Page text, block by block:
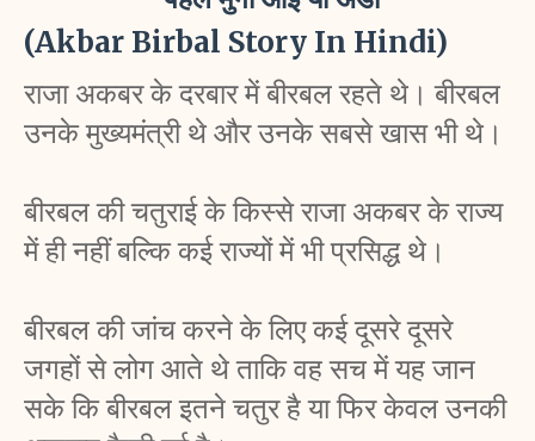
(Akbar Birbal Story In Hindi)
राजा अकबर के दरबार में बीरबल रहते थे। बीरबल
उनके मुख्यमंत्री थे और उनके सबसे खास भी थे।
बीरबल की चतुराई के किस्से राजा अकबर के राज्य
में ही नहीं बल्कि कई राज्यों में भी प्रसिद्ध थे।
बीरबल की जांच करने के लिए कई दूसरे दूसरे
जगहों से लोग आते थे ताकि वह सच में यह जान
सके कि बीरबल इतने चतुर है या फिर केवल उनकी